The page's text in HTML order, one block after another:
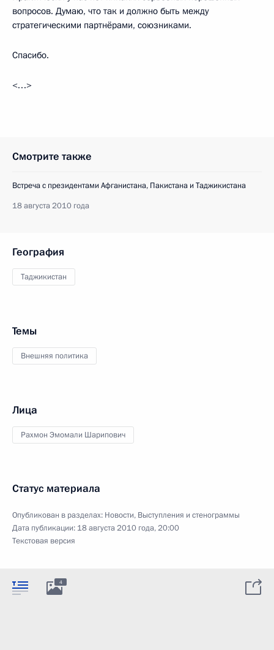
вопросов. Думаю, что так и должно быть между
стратегическими партнёрами, союзниками.
Спасибо.
<…>
Смотрите также
Встреча с президентами Афганистана, Пакистана и Таджикистана
18 августа 2010 года
География
Таджикистан
Темы
Внешняя политика
Лица
Рахмон Эмомали Шарипович
Статус материала
Опубликован в разделах: Новости, Выступления и стенограммы
Дата публикации: 18 августа 2010 года, 20:00
Текстовая версия
4